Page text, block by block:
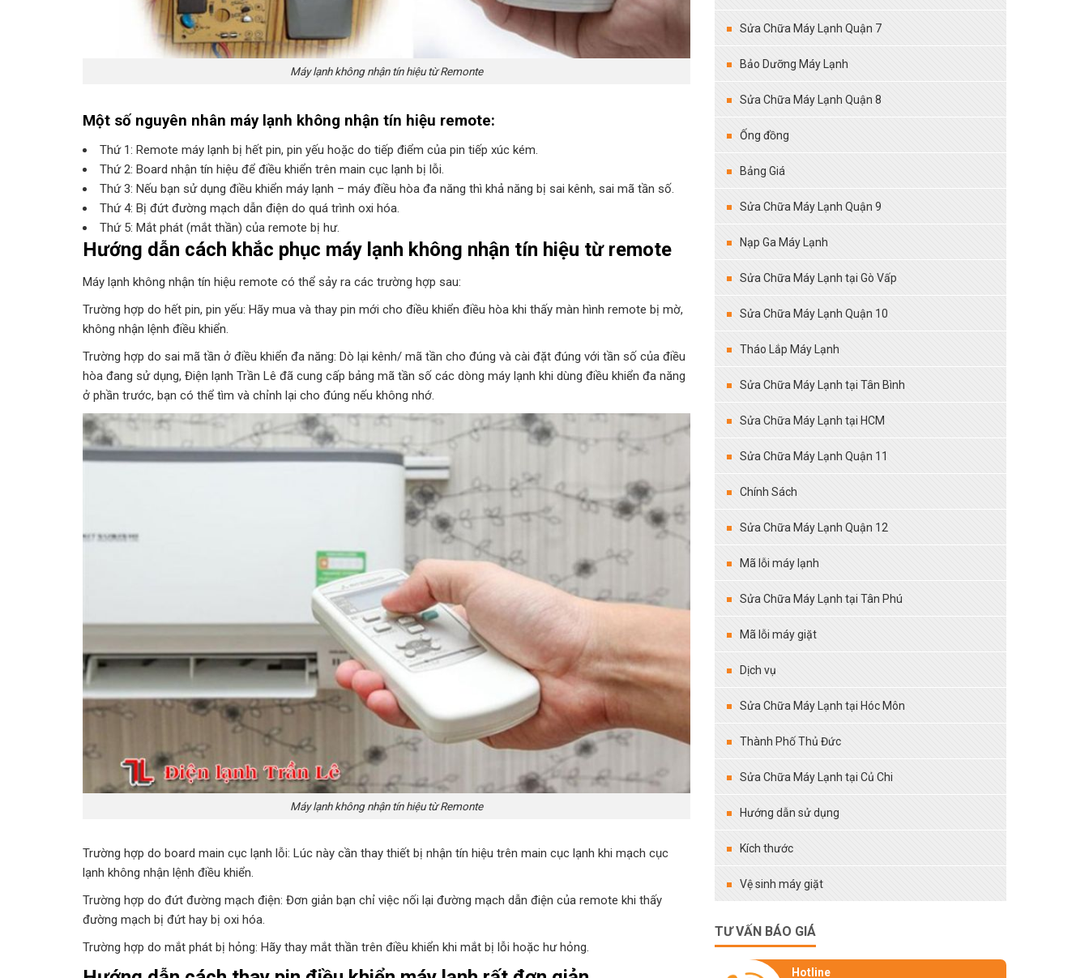
Máy lạnh không nhận tín hiệu từ Remonte
Một số nguyên nhân máy lạnh không nhận tín hiệu remote:
Thứ 1: Remote máy lạnh bị hết pin, pin yếu hoặc do tiếp điểm của pin tiếp xúc kém.
Thứ 2: Board nhận tín hiệu để điều khiển trên main cục lạnh bị lỗi.
Thứ 3: Nếu bạn sử dụng điều khiển máy lạnh – máy điều hòa đa năng thì khả năng bị sai kênh, sai mã tần số.
Thứ 4: Bị đứt đường mạch dẫn điện do quá trình oxi hóa.
Thứ 5: Mắt phát (mắt thần) của remote bị hư.
Hướng dẫn cách khắc phục máy lạnh không nhận tín hiệu từ remote
Máy lạnh không nhận tín hiệu remote có thể sảy ra các trường hợp sau:
Trường hợp do hết pin, pin yếu: Hãy mua và thay pin mới cho điều khiển điều hòa khi thấy màn hình remote bị mờ,
không nhận lệnh điều khiển.
Trường hợp do sai mã tần ở điều khiển đa năng: Dò lại kênh/ mã tần cho đúng và cài đặt đúng với tần số của điều
hòa đang sử dụng, Điện lạnh Trần Lê đã cung cấp bảng mã tần số các dòng máy lạnh khi dùng điều khiển đa năng
ở phần trước, bạn có thể tìm và chỉnh lại cho đúng nếu không nhớ.
Máy lạnh không nhận tín hiệu từ Remonte
Trường hợp do board main cục lạnh lỗi: Lúc này cần thay thiết bị nhận tín hiệu trên main cục lạnh khi mạch cục
lạnh không nhận lệnh điều khiển.
Trường hợp do đứt đường mạch điện: Đơn giản bạn chỉ việc nối lại đường mạch dẫn điện của remote khi thấy
đường mạch bị đứt hay bị oxi hóa.
Trường hợp do mắt phát bị hỏng: Hãy thay mắt thần trên điều khiển khi mắt bị lỗi hoặc hư hỏng.
Sửa Chữa Máy Lạnh Quận 7
Bảo Dưỡng Máy Lạnh
Sửa Chữa Máy Lạnh Quận 8
Ống đồng
Bảng Giá
Sửa Chữa Máy Lạnh Quận 9
Nạp Ga Máy Lạnh
Sửa Chữa Máy Lạnh tại Gò Vấp
Sửa Chữa Máy Lạnh Quận 10
Tháo Lắp Máy Lạnh
Sửa Chữa Máy Lạnh tại Tân Bình
Sửa Chữa Máy Lạnh tại HCM
Sửa Chữa Máy Lạnh Quận 11
Chính Sách
Sửa Chữa Máy Lạnh Quận 12
Mã lỗi máy lạnh
Sửa Chữa Máy Lạnh tại Tân Phú
Mã lỗi máy giặt
Dịch vụ
Sửa Chữa Máy Lạnh tại Hóc Môn
Thành Phố Thủ Đức
Sửa Chữa Máy Lạnh tại Củ Chi
Hướng dẫn sử dụng
Kích thước
Vệ sinh máy giặt
TƯ VẤN BÁO GIÁ
Hotline